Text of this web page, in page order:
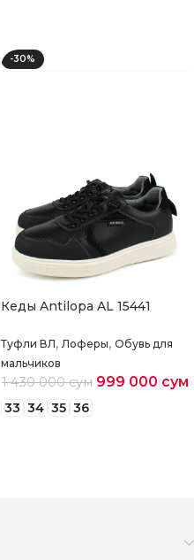
-30%
Кеды Antilopa AL 15441
Туфли ВЛ, Лоферы, Обувь для
мальчиков
1 430 000сум 999 000 сум
33 34 35 36